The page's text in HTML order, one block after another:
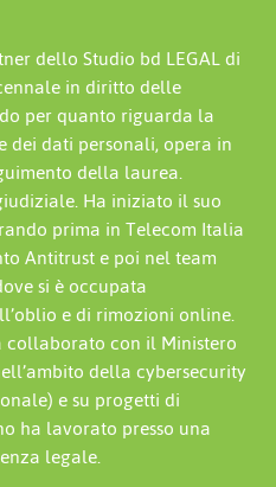
dello Studio bd LEGAL di
in diritto delle
per quanto riguarda la
dati personali, opera in
della laurea.
Ha iniziato il suo
prima in Telecom Italia
Antitrust e poi nel team
si è occupata
e di rimozioni online.
con il Ministero
della cybersecurity
e su progetti di
ha lavorato presso una
legale.